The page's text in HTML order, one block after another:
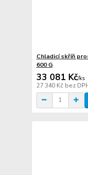
Chladicí skříň
600 G
33 081 Kč/ks
27 340 Kč bez